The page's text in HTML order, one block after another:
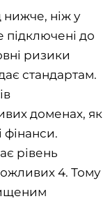
нижче, ніж у
до
ризики
стандартам.
доменах, як
фінанси.
рівень
4. Тому